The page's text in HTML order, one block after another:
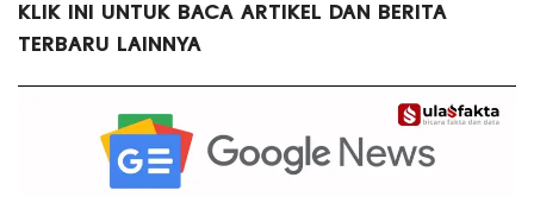
KLIK INI UNTUK BACA ARTIKEL DAN BERITA
TERBARU LAINNYA